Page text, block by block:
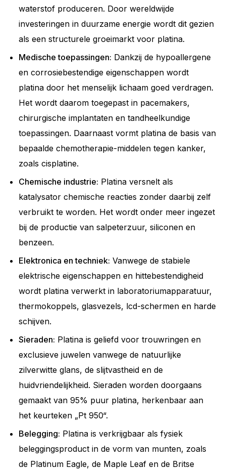
waterstof produceren. Door wereldwijde
investeringen in duurzame energie wordt dit gezien
als een structurele groeimarkt voor platina.
Medische toepassingen: Dankzij de hypoallergene
en corrosiebestendige eigenschappen wordt
platina door het menselijk lichaam goed verdragen.
Het wordt daarom toegepast in pacemakers,
chirurgische implantaten en tandheelkundige
toepassingen. Daarnaast vormt platina de basis van
bepaalde chemotherapie-middelen tegen kanker,
zoals cisplatine.
Chemische industrie: Platina versnelt als
katalysator chemische reacties zonder daarbij zelf
verbruikt te worden. Het wordt onder meer ingezet
bij de productie van salpeterzuur, siliconen en
benzeen.
Elektronica en techniek: Vanwege de stabiele
elektrische eigenschappen en hittebestendigheid
wordt platina verwerkt in laboratoriumapparatuur,
thermokoppels, glasvezels, lcd-schermen en harde
schijven.
Sieraden: Platina is geliefd voor trouwringen en
exclusieve juwelen vanwege de natuurlijke
zilverwitte glans, de slijtvastheid en de
huidvriendelijkheid. Sieraden worden doorgaans
gemaakt van 95% puur platina, herkenbaar aan
het keurteken „Pt 950“.
Belegging: Platina is verkrijgbaar als fysiek
beleggingsproduct in de vorm van munten, zoals
de Platinum Eagle, de Maple Leaf en de Britse